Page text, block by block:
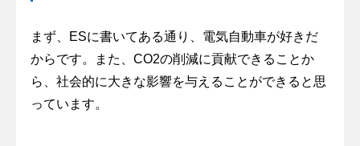
まず、ESに書いてある通り、電気自動車が好きだ
からです。また、CO2の削減に貢献できることか
ら、社会的に大きな影響を与えることができると思
っています。